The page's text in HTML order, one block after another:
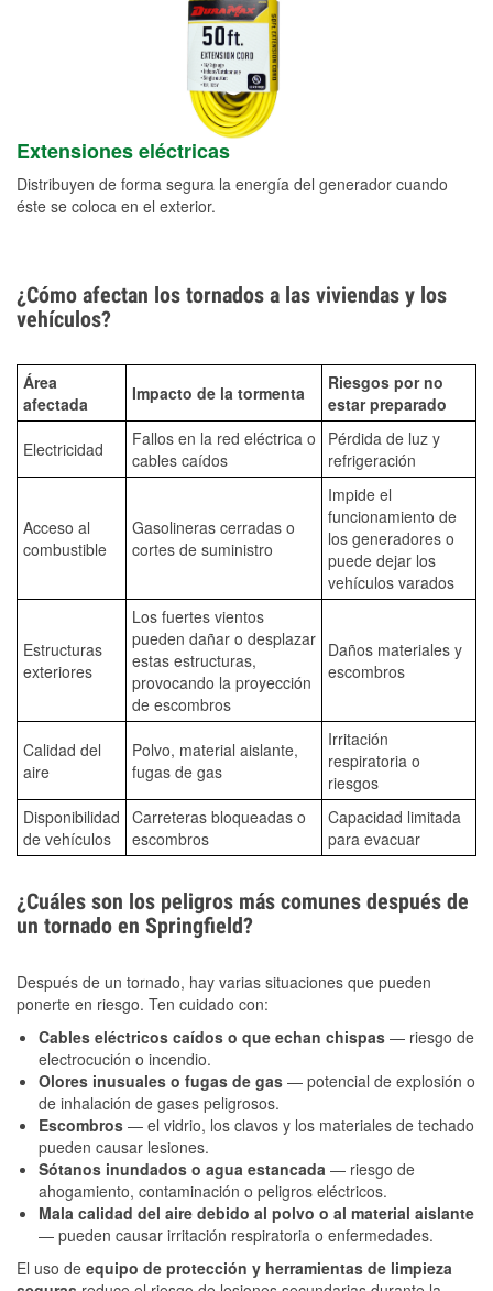
Extensiones eléctricas
Distribuyen de forma segura la energía del generador cuando
éste se coloca en el exterior.
¿Cómo afectan los tornados a las viviendas y los
vehículos?
Área
afectada
Impacto de la tormenta
Riesgos por no
estar preparado
Electricidad
Fallos en la red eléctrica o
cables caídos
Pérdida de luz y
refrigeración
Acceso al
combustible
Gasolineras cerradas o
cortes de suministro
Impide el
funcionamiento de
los generadores o
puede dejar los
vehículos varados
Estructuras
exteriores
Los fuertes vientos
pueden dañar o desplazar
estas estructuras,
provocando la proyección
de escombros
Daños materiales y
escombros
Calidad del
aire
Polvo, material aislante,
fugas de gas
Irritación
respiratoria o
riesgos
Disponibilidad
de vehículos
Carreteras bloqueadas o
escombros
Capacidad limitada
para evacuar
¿Cuáles son los peligros más comunes después de
un tornado en Springfield?
Después de un tornado, hay varias situaciones que pueden
ponerte en riesgo. Ten cuidado con:
Cables eléctricos caídos o que echan chispas — riesgo de
electrocución o incendio.
Olores inusuales o fugas de gas — potencial de explosión o
de inhalación de gases peligrosos.
Escombros — el vidrio, los clavos y los materiales de techado
pueden causar lesiones.
Sótanos inundados o agua estancada — riesgo de
ahogamiento, contaminación o peligros eléctricos.
Mala calidad del aire debido al polvo o al material aislante
— pueden causar irritación respiratoria o enfermedades.
El uso de equipo de protección y herramientas de limpieza